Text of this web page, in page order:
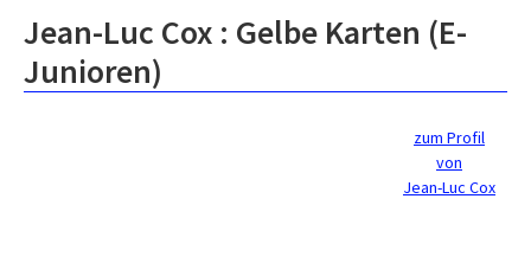
Jean-Luc Cox : Gelbe Karten (E-
Junioren)
zum Profil
von
Jean-Luc Cox